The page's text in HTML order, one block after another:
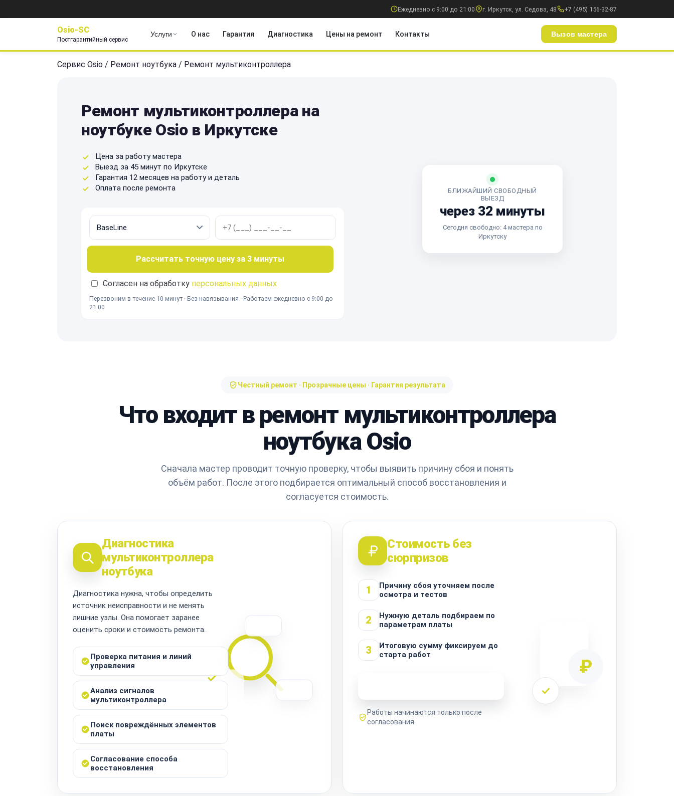
Ежедневно с 9:00 до 21:00 г. Иркутск, ул. Седова, 48 +7 (495) 156-32-87
Osio-SC
Постгарантийный сервис
Услуги О нас Гарантия Диагностика Цены на ремонт Контакты Вызов мастера
Сервис Osio / Ремонт ноутбука / Ремонт мультиконтроллера
Ремонт мультиконтроллера на
ноутбуке Osio в Иркутске
Цена за работу мастера
Выезд за 45 минут по Иркутске
Гарантия 12 месяцев на работу и деталь
Оплата после ремонта
Рассчитать точную цену за 3 минуты
Согласен на обработку персональных данных
Перезвоним в течение 10 минут · Без навязывания · Работаем ежедневно с 9:00 до
21:00
БЛИЖАЙШИЙ СВОБОДНЫЙ
ВЫЕЗД
через 32 минуты
Сегодня свободно: 4 мастера по
Иркутску
Честный ремонт · Прозрачные цены · Гарантия результата
Что входит в ремонт мультиконтроллера
ноутбука Osio
Сначала мастер проводит точную проверку, чтобы выявить причину сбоя и понять
объём работ. После этого подбирается оптимальный способ восстановления и
согласуется стоимость.
Диагностика
мультиконтроллера
ноутбука
Диагностика нужна, чтобы определить
источник неисправности и не менять
лишние узлы. Она помогает заранее
оценить сроки и стоимость ремонта.
Проверка питания и линий
управления
Анализ сигналов
мультиконтроллера
Поиск повреждённых элементов
платы
Согласование способа
восстановления
Стоимость без
сюрпризов
1
Причину сбоя уточняем после
осмотра и тестов
2
Нужную деталь подбираем по
параметрам платы
3
Итоговую сумму фиксируем до
старта работ
Работы начинаются только после
согласования.
₽